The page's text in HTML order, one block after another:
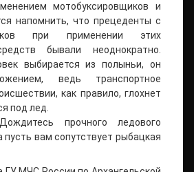
мотобуксировщиков и
напомнить, что прецеденты с
при применении этих
бывали неоднократно.
выбирается из полыньи, он
ведь транспортное
как правило, глохнет
под лед.
прочного ледового
пусть вам сопутствует рыбацкая